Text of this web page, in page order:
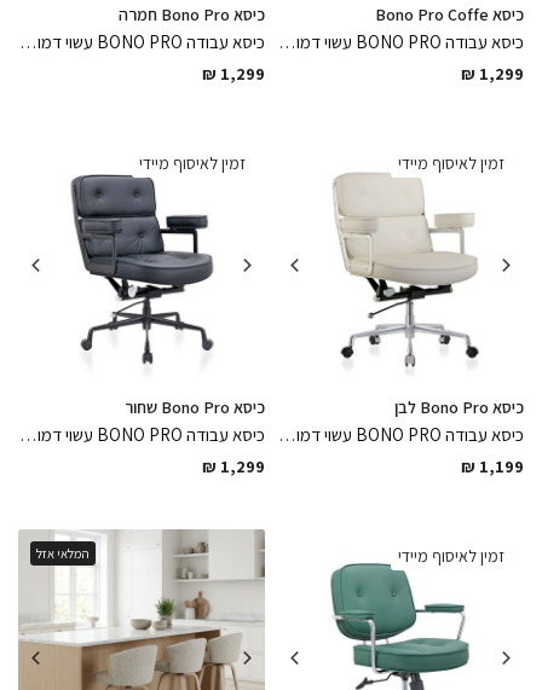
כיסא Bono Pro Coffe
כיסא עבודה BONO PRO עשוי דמוי עור גוון קפה בגימורים מושלמים בשילוב רגלי ניקל עם מנגנון הרמה איכותי, כיסא מעוצב בנוחות מקסימלית
₪ 1,299
כיסא Bono Pro חמרה
כיסא עבודה BONO PRO עשוי דמוי עור גוון חמרה בגימורים מושלמים בשילוב רגלי ניקל עם מנגנון הרמה איכותי
₪ 1,299
זמין לאיסוף מיידי
כיסא Bono Pro לבן
כיסא עבודה BONO PRO עשוי דמוי עור גוון לבן פנינה בגימורים מושלמים בשילוב רגלי ניקל עם מנגנון הרמה איכותי, כיסא מעוצב בנוחות מקסימלית
₪ 1,199
זמין לאיסוף מיידי
כיסא Bono Pro שחור
כיסא עבודה BONO PRO עשוי דמוי עור גוון שחור בגימורים מושלמים בשילוב רגלי ניקל עם מנגנון הרמה איכותי, כיסא מעוצב בנוחות מקסימלית
₪ 1,299
זמין לאיסוף מיידי המלאי אזל